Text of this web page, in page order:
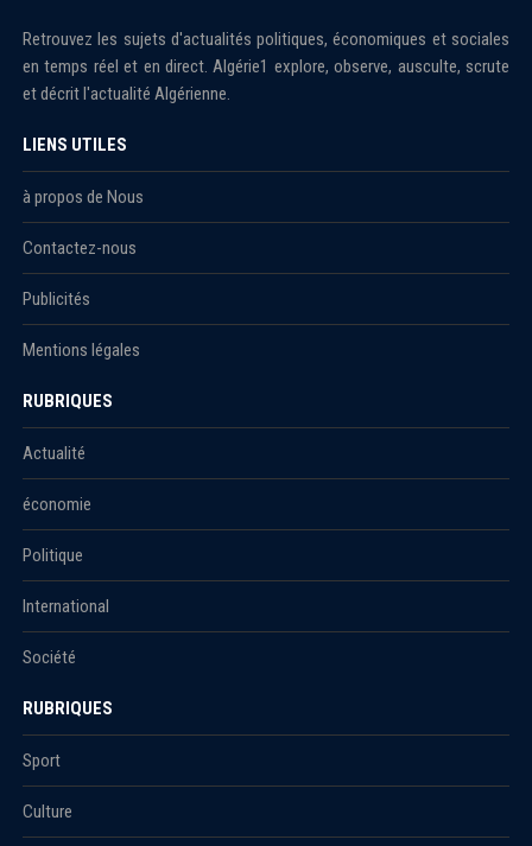
Retrouvez les sujets d'actualités politiques, économiques et sociales
en temps réel et en direct. Algérie1 explore, observe, ausculte, scrute
et décrit l'actualité Algérienne.
LIENS UTILES
à propos de Nous
Contactez-nous
Publicités
Mentions légales
RUBRIQUES
Actualité
économie
Politique
International
Société
RUBRIQUES
Sport
Culture